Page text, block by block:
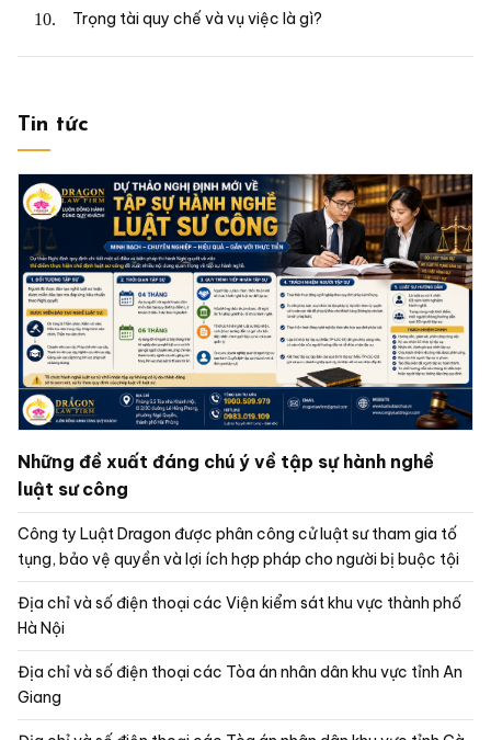
Trọng tài quy chế và vụ việc là gì?
Tin tức
Những đề xuất đáng chú ý về tập sự hành nghề
luật sư công
Công ty Luật Dragon được phân công cử luật sư tham gia tố
tụng, bảo vệ quyền và lợi ích hợp pháp cho người bị buộc tội
Địa chỉ và số điện thoại các Viện kiểm sát khu vực thành phố
Hà Nội
Địa chỉ và số điện thoại các Tòa án nhân dân khu vực tỉnh An
Giang